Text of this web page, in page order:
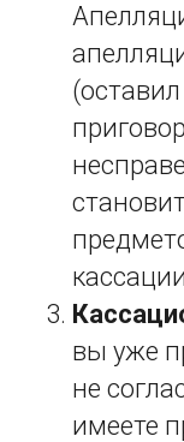
вы уже
не
имеете